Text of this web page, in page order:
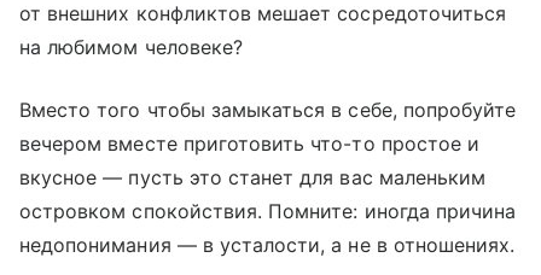
от внешних конфликтов мешает сосредоточиться
на любимом человеке?
Вместо того чтобы замыкаться в себе, попробуйте
вечером вместе приготовить что-то простое и
вкусное — пусть это станет для вас маленьким
островком спокойствия. Помните: иногда причина
недопонимания — в усталости, а не в отношениях.